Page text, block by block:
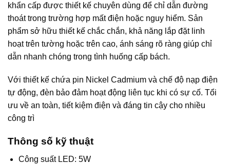
khẩn cấp được thiết kế chuyên dùng để chỉ dẫn đường
thoát trong trường hợp mất điện hoặc nguy hiểm. Sản
phẩm sở hữu thiết kế chắc chắn, khả năng lắp đặt linh
hoạt trên tường hoặc trên cao, ánh sáng rõ ràng giúp chỉ
dẫn nhanh chóng trong tình huống cấp bách.
Với thiết kế chứa pin Nickel Cadmium và chế độ nạp điện
tự động, đèn bảo đảm hoạt động liên tục khi có sự cố. Tổi
ưu về an toàn, tiết kiệm điện và đáng tin cậy cho nhiều
công trì
Thông số kỹ thuật
Công suất LED: 5W